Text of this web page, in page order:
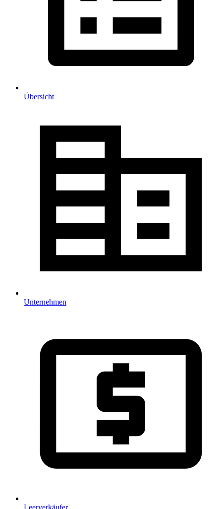
Übersicht
Unternehmen
Leerverkäufer